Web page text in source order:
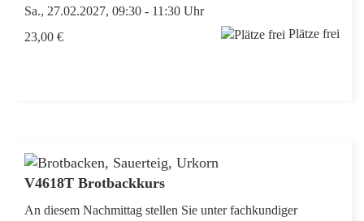
Sa., 27.02.2027, 09:30 - 11:30 Uhr
23,00 €
Plätze frei
V4618T Brotbackkurs
An diesem Nachmittag stellen Sie unter fachkundiger